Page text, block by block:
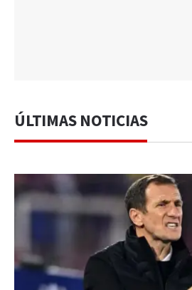
ÚLTIMAS NOTICIAS